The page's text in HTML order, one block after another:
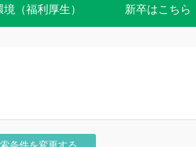
（福利厚生） 新卒はこちら